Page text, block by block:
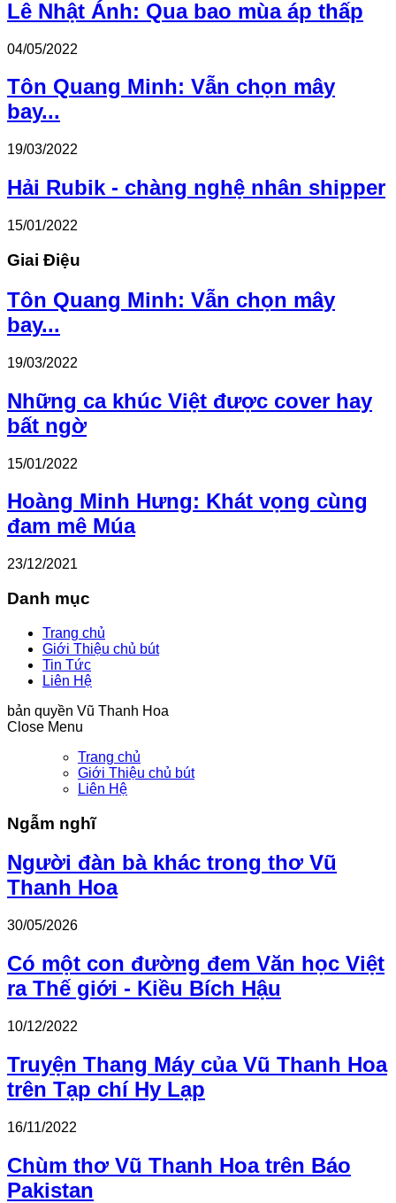
Lê Nhật Ánh: Qua bao mùa áp thấp
04/05/2022
Tôn Quang Minh: Vẫn chọn mây
bay...
19/03/2022
Hải Rubik - chàng nghệ nhân shipper
15/01/2022
Giai Điệu
Tôn Quang Minh: Vẫn chọn mây
bay...
19/03/2022
Những ca khúc Việt được cover hay
bất ngờ
15/01/2022
Hoàng Minh Hưng: Khát vọng cùng
đam mê Múa
23/12/2021
Danh mục
Trang chủ
Giới Thiệu chủ bút
Tin Tức
Liên Hệ
bản quyền Vũ Thanh Hoa
Close Menu
Trang chủ
Giới Thiệu chủ bút
Liên Hệ
Ngẫm nghĩ
Người đàn bà khác trong thơ Vũ
Thanh Hoa
30/05/2026
Có một con đường đem Văn học Việt
ra Thế giới - Kiều Bích Hậu
10/12/2022
Truyện Thang Máy của Vũ Thanh Hoa
trên Tạp chí Hy Lạp
16/11/2022
Chùm thơ Vũ Thanh Hoa trên Báo
Pakistan